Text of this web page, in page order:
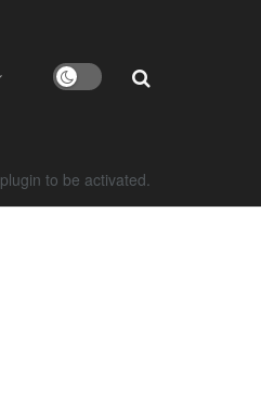
plugin to be activated.